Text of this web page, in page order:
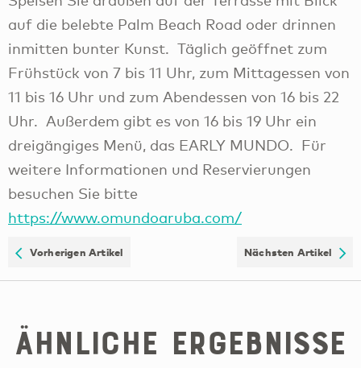
auf die belebte Palm Beach Road oder drinnen
inmitten bunter Kunst. Täglich geöffnet zum
Frühstück von 7 bis 11 Uhr, zum Mittagessen von
11 bis 16 Uhr und zum Abendessen von 16 bis 22
Uhr. Außerdem gibt es von 16 bis 19 Uhr ein
dreigängiges Menü, das EARLY MUNDO. Für
weitere Informationen und Reservierungen
besuchen Sie bitte
https://www.omundoaruba.com/
Vorherigen Artikel Nächsten Artikel
Ähnliche Ergebnisse